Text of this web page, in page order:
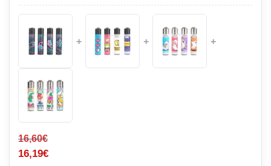
+ + +
16,60€
16,19€